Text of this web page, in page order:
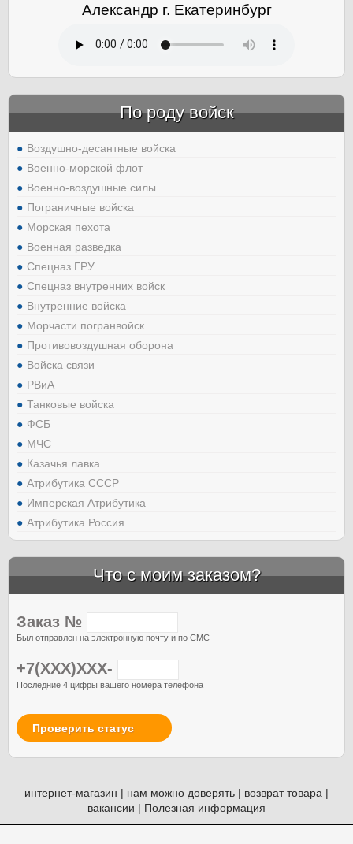
Александр г. Екатеринбург
По роду войск
Воздушно-десантные войска
Военно-морской флот
Военно-воздушные силы
Пограничные войска
Морская пехота
Военная разведка
Спецназ ГРУ
Спецназ внутренних войск
Внутренние войска
Морчасти погранвойск
Противовоздушная оборона
Войска связи
РВиА
Танковые войска
ФСБ
МЧС
Казачья лавка
Атрибутика СССР
Имперская Атрибутика
Атрибутика Россия
Что с моим заказом?
Заказ №
Был отправлен на электронную почту и по СМС
+7(XXX)XXX-
Последние 4 цифры вашего номера телефона
Проверить статус
интернет-магазин | нам можно доверять | возврат товара |
вакансии | Полезная информация